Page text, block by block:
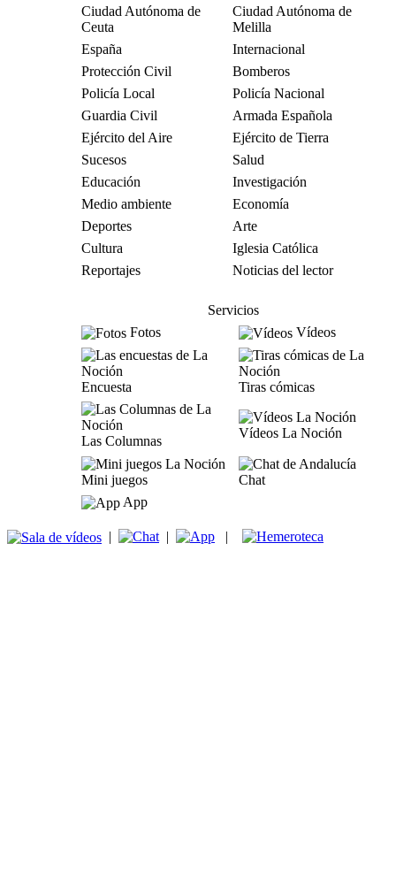
Ciudad Autónoma de
Ceuta
Ciudad Autónoma de
Melilla
España
Internacional
Protección Civil
Bomberos
Policía Local
Policía Nacional
Guardia Civil
Armada Española
Ejército del Aire
Ejército de Tierra
Sucesos
Salud
Educación
Investigación
Medio ambiente
Economía
Deportes
Arte
Cultura
Iglesia Católica
Reportajes
Noticias del lector
Servicios
Fotos
Vídeos
Encuesta Tiras cómicas
Las Columnas
Vídeos La Noción
Mini juegos
Chat
App
| | |